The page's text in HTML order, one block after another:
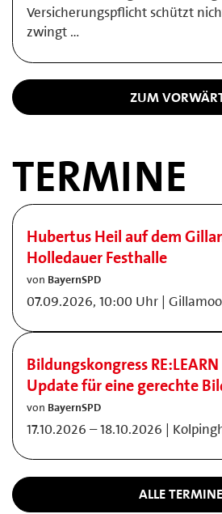
Versicherungspflicht schützt
zwingt …
ZUM
TERMINE
Hubertus Heil auf dem
Holledauer Festhalle
von BayernSPD
07.09.2026, 10:00 Uhr |
Bildungskongress
Update für eine gerechte
von BayernSPD
17.10.2026 – 18.10.2026 |
ALLE TERMINE